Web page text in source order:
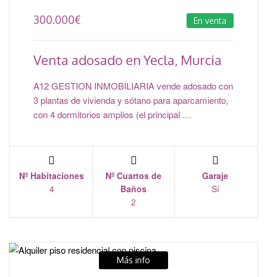
300.000€ En venta
Venta adosado en Yecla, Murcia
A12 GESTION INMOBILIARIA vende adosado con
3 plantas de vivienda y sótano para aparcamiento,
con 4 dormitorios amplios (el principal …
Nº Habitaciones
4
Nº Cuartos de
Baños
2
Garaje
Sí
Más info